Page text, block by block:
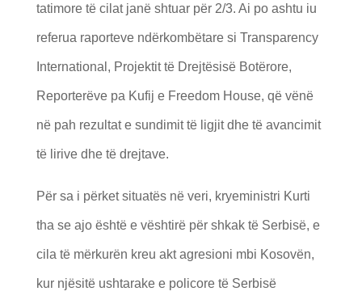
tatimore të cilat janë shtuar për 2/3. Ai po ashtu iu
referua raporteve ndërkombëtare si Transparency
International, Projektit të Drejtësisë Botërore,
Reporterëve pa Kufij e Freedom House, që vënë
në pah rezultat e sundimit të ligjit dhe të avancimit
të lirive dhe të drejtave.
Për sa i përket situatës në veri, kryeministri Kurti
tha se ajo është e vështirë për shkak të Serbisë, e
cila të mërkurën kreu akt agresioni mbi Kosovën,
kur njësitë ushtarake e policore të Serbisë